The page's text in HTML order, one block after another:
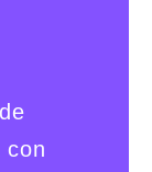
con